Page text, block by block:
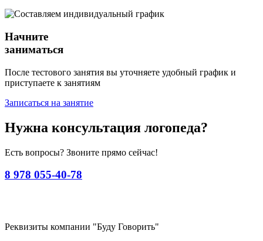
Начните
заниматься
После тестового занятия вы уточняете удобный график и
приступаете к занятиям
Записаться на занятие
Нужна консультация логопеда?
Есть вопросы? Звоните прямо сейчас!
8 978 055-40-78
Реквизиты компании "Буду Говорить"